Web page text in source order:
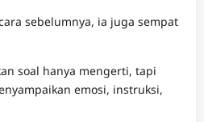
sebelumnya, ia juga sempat
soal hanya mengerti, tapi
emosi, instruksi,